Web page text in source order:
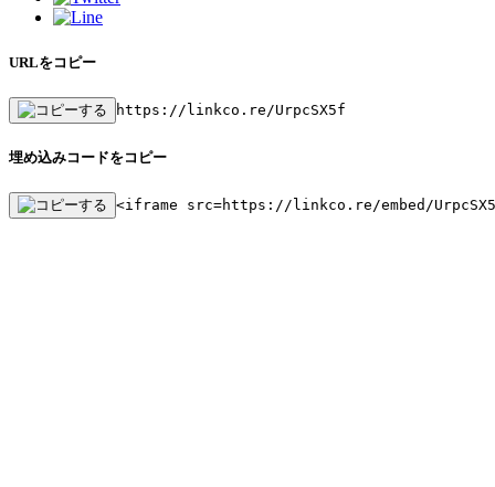
URLをコピー
https://linkco.re/UrpcSX5f
埋め込みコードをコピー
<iframe src=https://linkco.re/embed/